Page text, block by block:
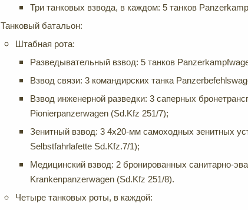
Три танковых взвода, в каждом: 5 танков
Танковый батальон:
Штабная рота:
Разведывательный взвод: 5 танков
Взвод связи: 3 командирских танка
Взвод инженерной разведки: 3 саперных
Pionierpanzerwagen (Sd.Kfz 251/7);
Зенитный взвод: 3 4х20-мм самоходных зенитных
Selbstfahrlafette Sd.Kfz.7/1);
Медицинский взвод: 2 бронированных санитарно-
Krankenpanzerwagen (Sd.Kfz 251/8).
Четыре танковых роты, в каждой: